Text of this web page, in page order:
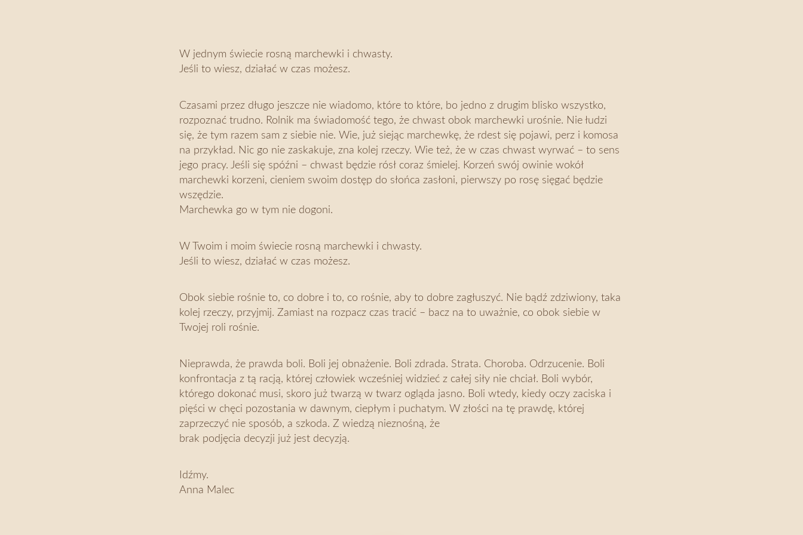
W jednym świecie rosną marchewki i chwasty.
Jeśli to wiesz, działać w czas możesz.
Czasami przez długo jeszcze nie wiadomo, które to które, bo jedno z drugim blisko wszystko,
rozpoznać trudno. Rolnik ma świadomość tego, że chwast obok marchewki urośnie. Nie łudzi
się, że tym razem sam z siebie nie. Wie, już siejąc marchewkę, że rdest się pojawi, perz i komosa
na przykład. Nic go nie zaskakuje, zna kolej rzeczy. Wie też, że w czas chwast wyrwać – to sens
jego pracy. Jeśli się spóźni – chwast będzie rósł coraz śmielej. Korzeń swój owinie wokół
marchewki korzeni, cieniem swoim dostęp do słońca zasłoni, pierwszy po rosę sięgać będzie
wszędzie.
Marchewka go w tym nie dogoni.
W Twoim i moim świecie rosną marchewki i chwasty.
Jeśli to wiesz, działać w czas możesz.
Obok siebie rośnie to, co dobre i to, co rośnie, aby to dobre zagłuszyć. Nie bądź zdziwiony, taka
kolej rzeczy, przyjmij. Zamiast na rozpacz czas tracić – bacz na to uważnie, co obok siebie w
Twojej roli rośnie.
Nieprawda, że prawda boli. Boli jej obnażenie. Boli zdrada. Strata. Choroba. Odrzucenie. Boli
konfrontacja z tą racją, której człowiek wcześniej widzieć z całej siły nie chciał. Boli wybór,
którego dokonać musi, skoro już twarzą w twarz ogląda jasno. Boli wtedy, kiedy oczy zaciska i
pięści w chęci pozostania w dawnym, ciepłym i puchatym. W złości na tę prawdę, której
zaprzeczyć nie sposób, a szkoda. Z wiedzą nieznośną, że
brak podjęcia decyzji już jest decyzją.
Idźmy.
Anna Malec